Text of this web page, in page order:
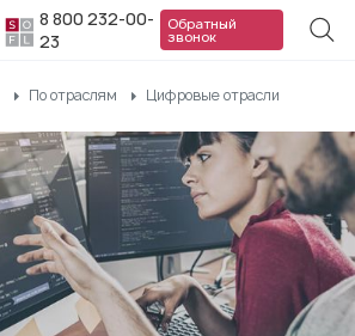
8 800 232-00-
23
Обратный
звонок
По отраслям Цифровые отрасли